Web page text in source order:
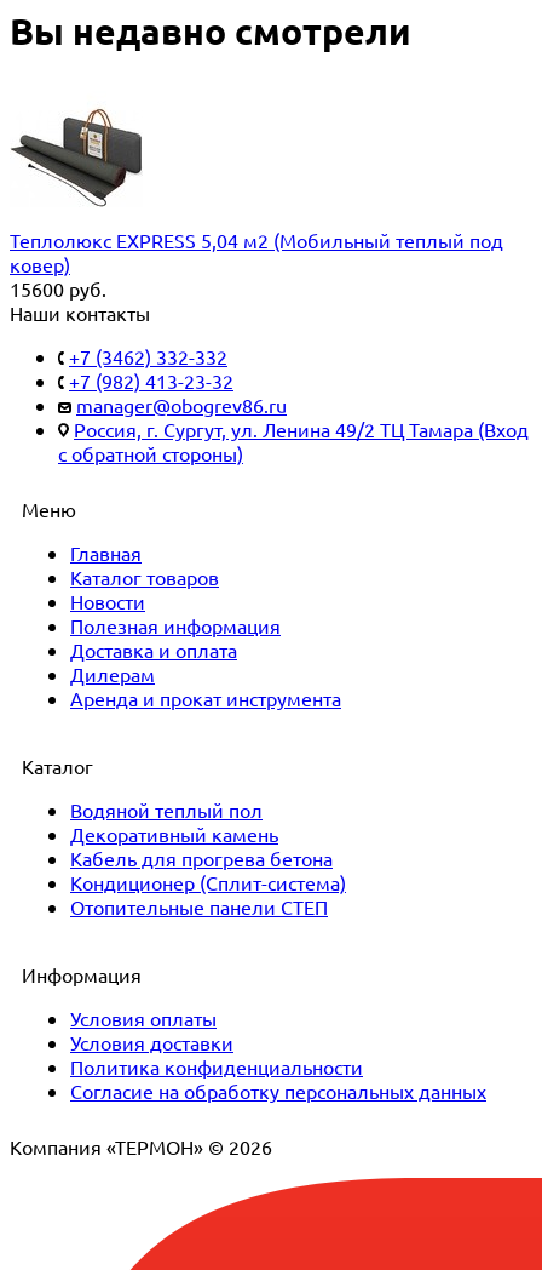
Вы недавно смотрели
Теплолюкс EXPRESS 5,04 м2 (Мобильный теплый под
ковер)
15600 руб.
Наши контакты
+7 (3462) 332-332
+7 (982) 413-23-32
manager@obogrev86.ru
Россия, г. Сургут, ул. Ленина 49/2 ТЦ Тамара (Вход
с обратной стороны)
Меню
Главная
Каталог товаров
Новости
Полезная информация
Доставка и оплата
Дилерам
Аренда и прокат инструмента
Каталог
Водяной теплый пол
Декоративный камень
Кабель для прогрева бетона
Кондиционер (Сплит-система)
Отопительные панели СТЕП
Информация
Условия оплаты
Условия доставки
Политика конфиденциальности
Согласие на обработку персональных данных
Компания «ТЕРМОН» © 2026